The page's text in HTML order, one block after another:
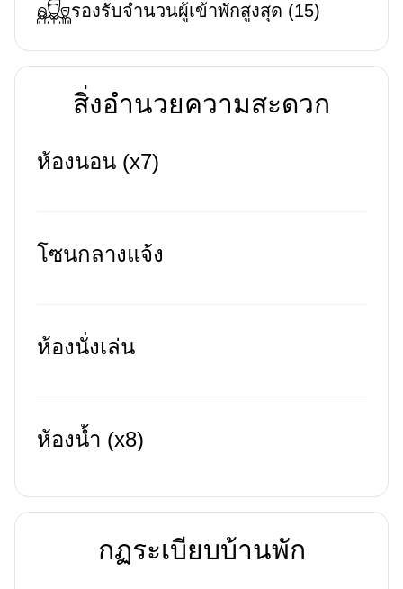
รองรับจำนวนผู้เข้าพักสูงสุด (15)
สิ่งอำนวยความสะดวก
ห้องนอน (x7)
โซนกลางแจ้ง
ห้องนั่งเล่น
ห้องน้ำ (x8)
กฏระเบียบบ้านพัก